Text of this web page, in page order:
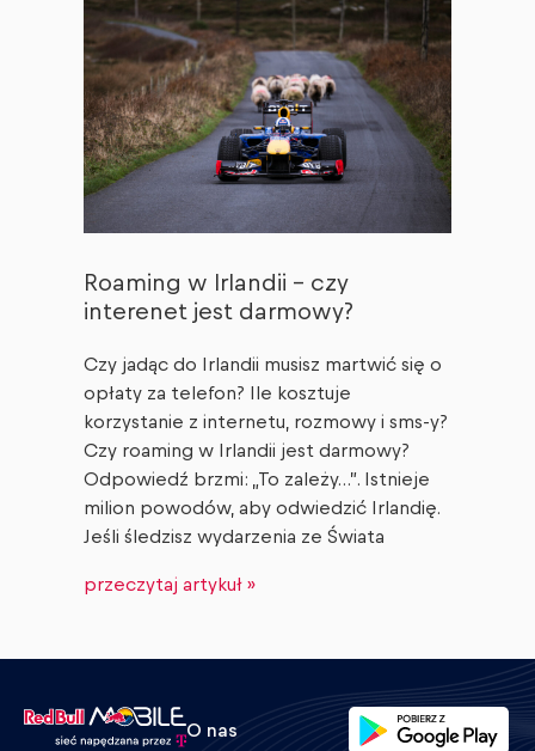
Roaming w Irlandii – czy
interenet jest darmowy?
Czy jadąc do Irlandii musisz martwić się o
opłaty za telefon? Ile kosztuje
korzystanie z internetu, rozmowy i sms-y?
Czy roaming w Irlandii jest darmowy?
Odpowiedź brzmi: „To zależy…”. Istnieje
milion powodów, aby odwiedzić Irlandię.
Jeśli śledzisz wydarzenia ze Świata
przeczytaj artykuł »
O nas